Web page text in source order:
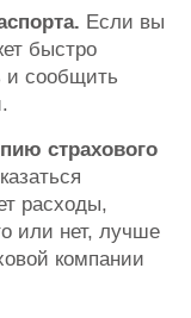
Если вы
быстро
и сообщить
страхового
расходы,
или нет, лучше
компании